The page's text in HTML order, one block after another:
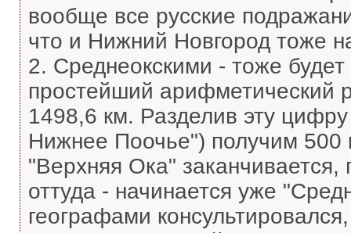
вообще все русские
что и Нижний Новгород тоже
2. Среднеокскими - тоже
простейший арифметический
1498,6 км. Разделив эту
Нижнее Поочье") получим 500
"Верхняя Ока"
оттуда - начинается уже
географами